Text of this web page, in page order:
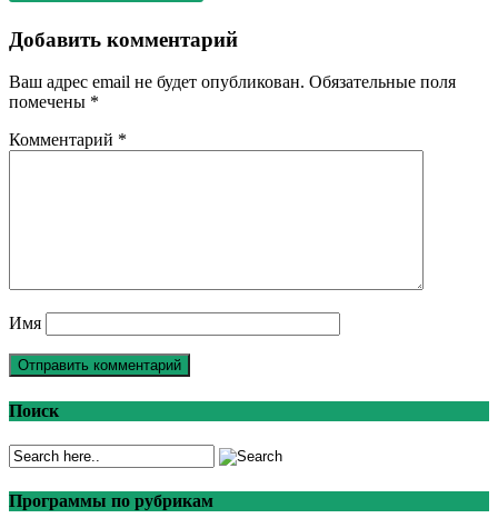
Добавить комментарий
Ваш адрес email не будет опубликован. Обязательные поля
помечены *
Комментарий *
Имя
Поиск
Программы по рубрикам